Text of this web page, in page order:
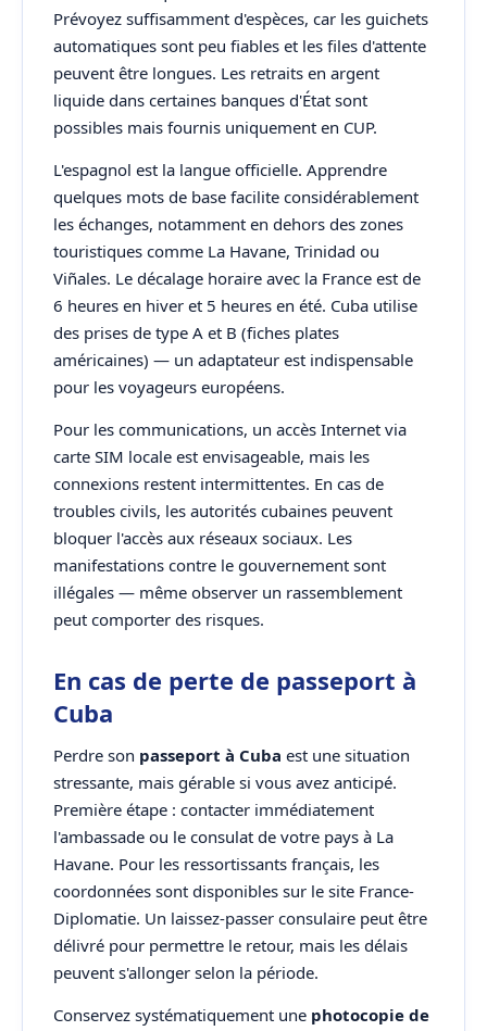
Prévoyez suffisamment d'espèces, car les guichets
automatiques sont peu fiables et les files d'attente
peuvent être longues. Les retraits en argent
liquide dans certaines banques d'État sont
possibles mais fournis uniquement en CUP.
L'espagnol est la langue officielle. Apprendre
quelques mots de base facilite considérablement
les échanges, notamment en dehors des zones
touristiques comme La Havane, Trinidad ou
Viñales. Le décalage horaire avec la France est de
6 heures en hiver et 5 heures en été. Cuba utilise
des prises de type A et B (fiches plates
américaines) — un adaptateur est indispensable
pour les voyageurs européens.
Pour les communications, un accès Internet via
carte SIM locale est envisageable, mais les
connexions restent intermittentes. En cas de
troubles civils, les autorités cubaines peuvent
bloquer l'accès aux réseaux sociaux. Les
manifestations contre le gouvernement sont
illégales — même observer un rassemblement
peut comporter des risques.
En cas de perte de passeport à
Cuba
Perdre son passeport à Cuba est une situation
stressante, mais gérable si vous avez anticipé.
Première étape : contacter immédiatement
l'ambassade ou le consulat de votre pays à La
Havane. Pour les ressortissants français, les
coordonnées sont disponibles sur le site France-
Diplomatie. Un laissez-passer consulaire peut être
délivré pour permettre le retour, mais les délais
peuvent s'allonger selon la période.
Conservez systématiquement une photocopie de